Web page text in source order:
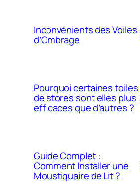
Inconvénients des Voiles
d’Ombrage
Pourquoi certaines toiles
de stores sont elles plus
efficaces que d’autres ?
Guide Complet :
Comment Installer une
Moustiquaire de Lit ?